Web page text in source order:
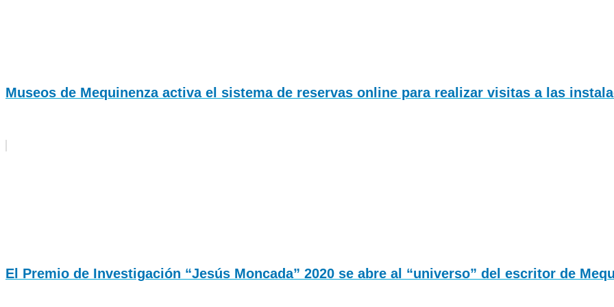
Museos de Mequinenza activa el sistema de reservas online para realizar visitas a las
El Premio de Investigación “Jesús Moncada” 2020 se abre al “universo” del escritor de